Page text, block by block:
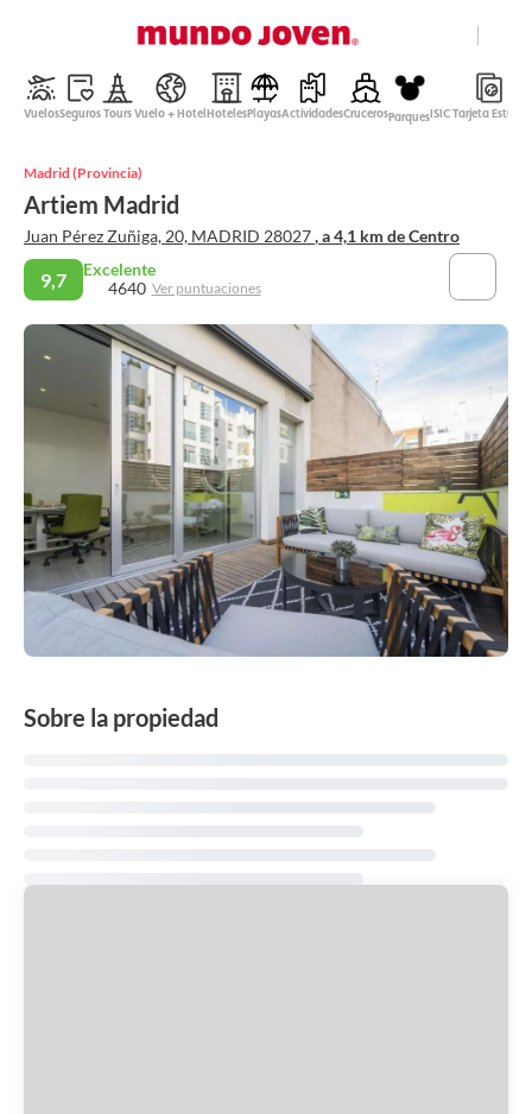
Ayuda
Español
Entrar
VuelosSegurosToursVuelo + HotelHotelesPlayasActividadesCrucerosParquesISIC Tarjeta
Madrid (Provincia)
Artiem Madrid
Juan Pérez Zuñiga, 20, MADRID 28027, a 4,1 km de Centro
9,7
Excelente
4640 Ver puntuaciones
Sobre la propiedad